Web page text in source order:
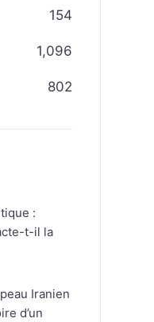
154
1,096
802
:
t-il la
Iranien
d’un